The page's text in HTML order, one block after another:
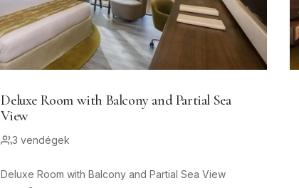
Deluxe Room with Balcony and Partial Sea
View
3 vendégek
Deluxe Room with Balcony and Partial Sea View